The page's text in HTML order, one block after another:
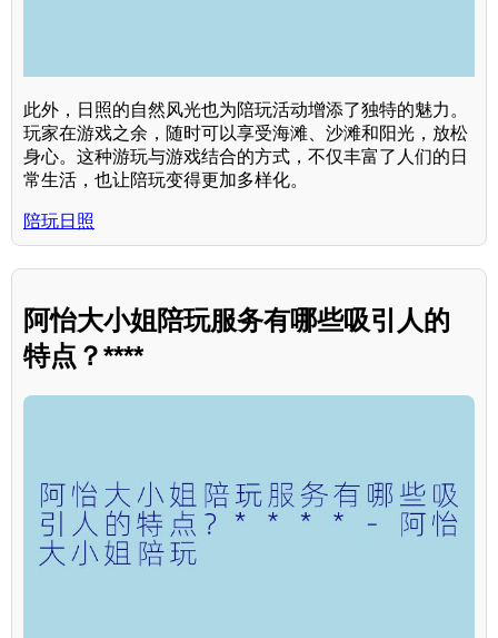
此外，日照的自然风光也为陪玩活动增添了独特的魅力。
玩家在游戏之余，随时可以享受海滩、沙滩和阳光，放松
身心。这种游玩与游戏结合的方式，不仅丰富了人们的日
常生活，也让陪玩变得更加多样化。
陪玩日照
阿怡大小姐陪玩服务有哪些吸引人的
特点？****